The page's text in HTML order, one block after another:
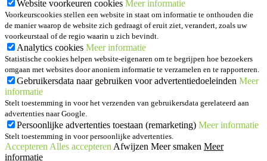
Website voorkeuren cookies Meer informatie
Voorkeurscookies stellen een website in staat om informatie te onthouden die
de manier waarop de website zich gedraagt of eruit ziet, verandert, zoals uw
voorkeurstaal of de regio waarin u zich bevindt.
Analytics cookies Meer informatie
Statistische cookies helpen website-eigenaren om te begrijpen hoe bezoekers
omgaan met websites door anoniem informatie te verzamelen en te rapporteren.
Gebruikersdata naar gebruiken voor advertentiedoeleinden Meer
informatie
Stelt toestemming in voor het verzenden van gebruikersdata gerelateerd aan
advertenties naar Google.
Persoonlijke advertenties toestaan (remarketing) Meer informatie
Stelt toestemming in voor persoonlijke advertenties.
Accepteren Alles accepteren Afwijzen Meer smaken Meer
informatie